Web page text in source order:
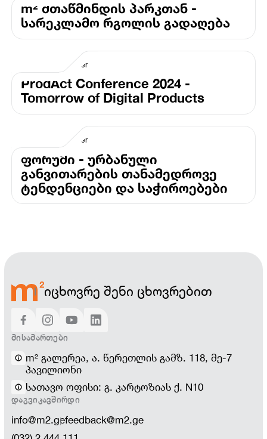
m² მთაწმინდის პარკთან -
სარეკლამო რგოლის გადაღება
ProdAct Conference 2024 -
Tomorrow of Digital Products
ფორუმი - ურბანული
განვითარების თანამედროვე
ტენდენციები და საჭიროებები
იცხოვრე შენი ცხოვრებით
ᲛᲘᲡᲐᲛᲐᲠᲗᲔᲑᲘ
m² გალერეა, ა. წერეთლის გამზ. 118, მე-7
პავილიონი
სათავო ოფისი: გ. კარტოზიას ქ. N10
ᲓᲐᲒᲕᲘᲙᲐᲕᲨᲘᲠᲓᲘ
info@m2.gefeedback@m2.ge